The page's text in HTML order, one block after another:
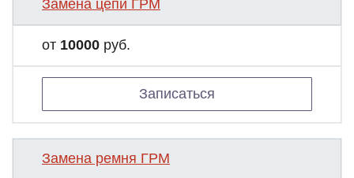
Замена цепи ГРМ
от 10000 руб.
Записаться
Замена ремня ГРМ